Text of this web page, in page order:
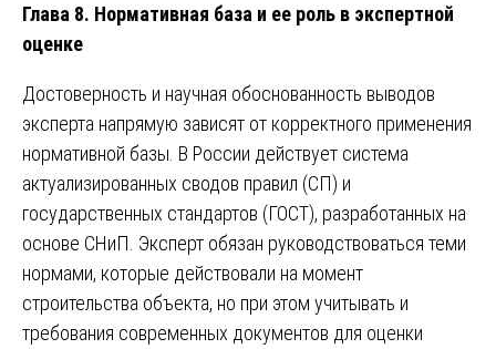
Глава 8. Нормативная база и ее роль в экспертной
оценке
Достоверность и научная обоснованность выводов
эксперта напрямую зависят от корректного применения
нормативной базы. В России действует система
актуализированных сводов правил (СП) и
государственных стандартов (ГОСТ), разработанных на
основе СНиП. Эксперт обязан руководствоваться теми
нормами, которые действовали на момент
строительства объекта, но при этом учитывать и
требования современных документов для оценки